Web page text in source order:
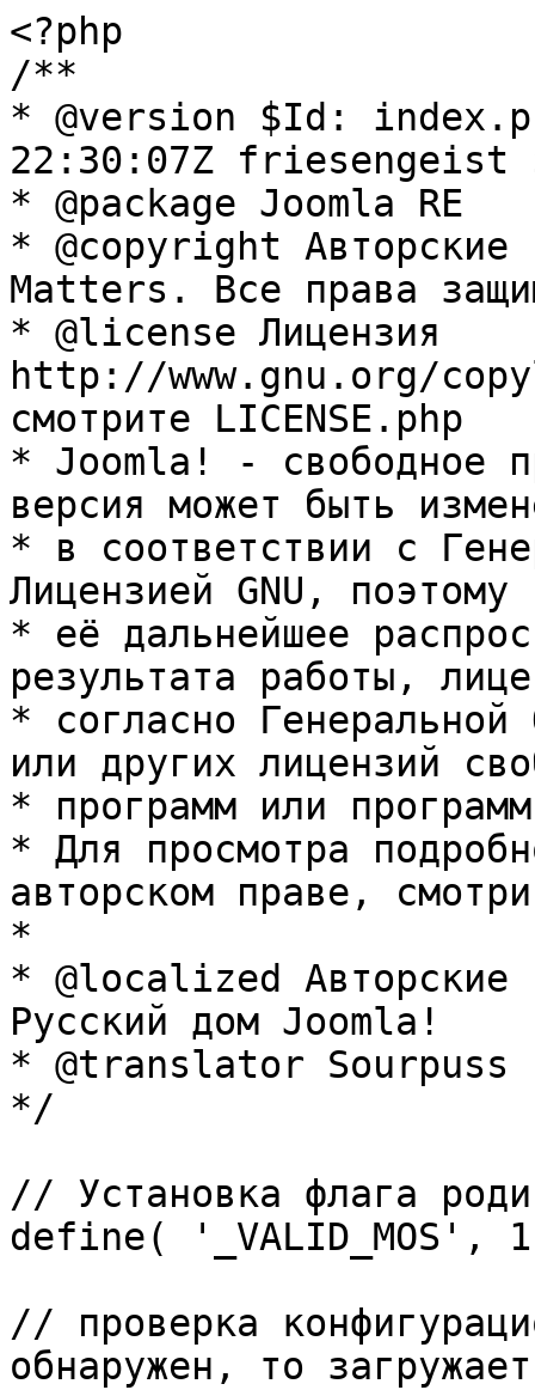
<?php
/**
* @version $Id:
22:30:07Z friesengeist
* @package Joomla RE
* @copyright Авторские
Matters. Все права
* @license Лицензия
http://www.gnu.org/
смотрите LICENSE.php
* Joomla! - свободное
версия может быть
* в соответствии с
Лицензией GNU, поэтому
* её дальнейшее
результата работы,
* согласно Генеральной
или других лицензий
* программ или
* Для просмотра
авторском праве,
*
* @localized Авторские
Русский дом Joomla!
* @translator Sourpuss
*/
// Установка флага
define( '_VALID_MOS',
// проверка
обнаружен, то